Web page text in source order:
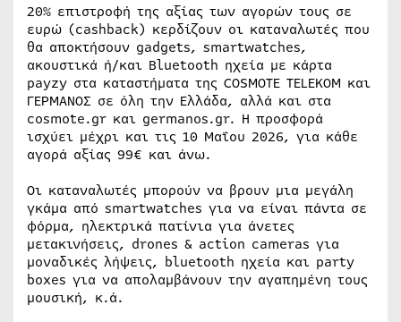
20% επιστροφή της αξίας των αγορών τους σε
ευρώ (cashback) κερδίζουν οι καταναλωτές που
θα αποκτήσουν gadgets, smartwatches,
ακουστικά ή/και Bluetooth ηχεία με κάρτα
payzy στα καταστήματα της COSMOTE TELEKOM και
ΓΕΡΜΑΝΟΣ σε όλη την Ελλάδα, αλλά και στα
cosmote.gr και germanos.gr. Η προσφορά
ισχύει μέχρι και τις 10 Μαΐου 2026, για κάθε
αγορά αξίας 99€ και άνω.
Οι καταναλωτές μπορούν να βρουν μια μεγάλη
γκάμα από smartwatches για να είναι πάντα σε
φόρμα, ηλεκτρικά πατίνια για άνετες
μετακινήσεις, drones & action cameras για
μοναδικές λήψεις, bluetooth ηχεία και party
boxes για να απολαμβάνουν την αγαπημένη τους
μουσική, κ.ά.